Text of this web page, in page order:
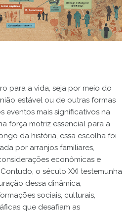
para a vida, seja por meio do
estável ou de outras formas
eventos mais significativos na
força motriz essencial para a
da história, essa escolha foi
por arranjos familiares,
econômicas e
o século XXI testemunha
dessa dinâmica,
sociais, culturais,
que desafiam as